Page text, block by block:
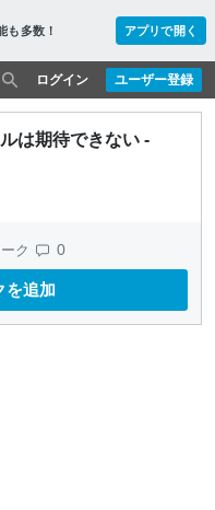
も多数！ アプリで開く
ユーザー登録
ログイン
は期待できない -
ク 0
を追加